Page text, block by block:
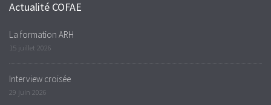
Actualité COFAE
La formation ARH
15 juillet 2026
Interview croisée
29 juin 2026